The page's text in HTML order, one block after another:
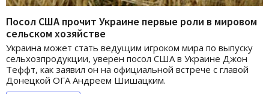
Посол США прочит Украине первые роли в мировом
сельском хозяйстве
Украина может стать ведущим игроком мира по выпуску
сельхозпродукции, уверен посол США в Украине Джон
Теффт, как заявил он на официальной встрече с главой
Донецкой ОГА Андреем Шишацким.